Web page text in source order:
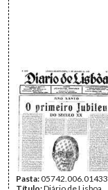
Pasta:05742.006.01433